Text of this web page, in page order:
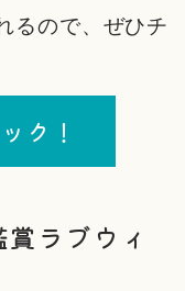
るので、ぜひチ
ク！
賞ラブウィ